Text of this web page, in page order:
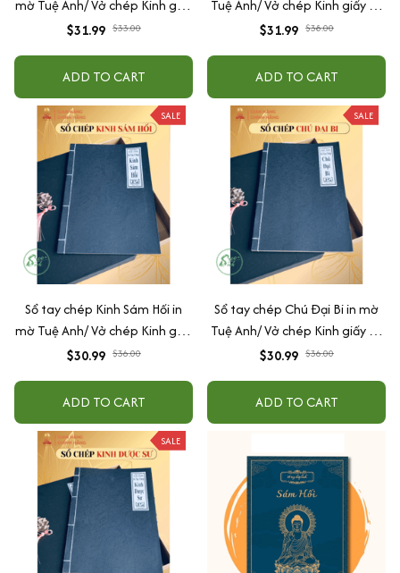
mờ Tuệ Anh/ Vở chép Kinh giấy
cổ (Tặng kèm Hộp đựng Kinh)
$31.99 $33.00
ADD TO CART
Tuệ Anh/ Vở chép Kinh giấy cổ
(Tặng kèm Hộp đựng)
$31.99 $38.00
ADD TO CART
SALE
Sổ tay chép Kinh Sám Hối in
mờ Tuệ Anh/ Vở chép Kinh giấy
cổ (Tặng kèm Hộp đựng)
$30.99 $36.00
ADD TO CART
SALE
Sổ tay chép Chú Đại Bi in mờ
Tuệ Anh/ Vở chép Kinh giấy cổ
(Tặng kèm Hộp đựng Kinh)
$30.99 $36.00
ADD TO CART
SALE